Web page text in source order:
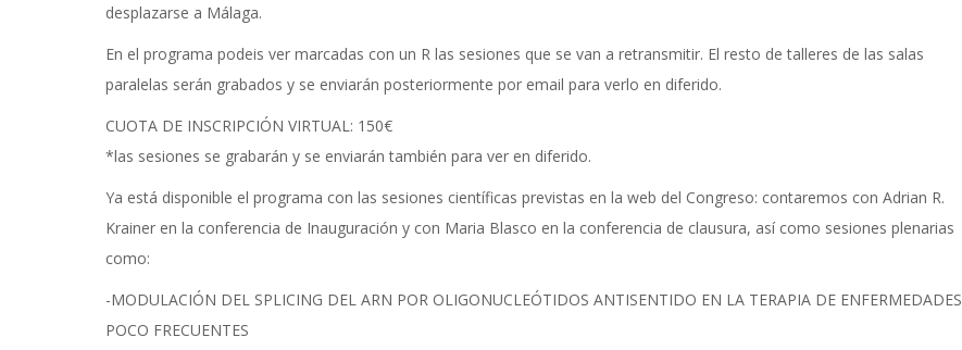
desplazarse a Málaga.
En el programa podeis ver marcadas con un R las sesiones que se van a retransmitir. El resto de talleres de las salas
paralelas serán grabados y se enviarán posteriormente por email para verlo en diferido.
CUOTA DE INSCRIPCIÓN VIRTUAL: 150€
*las sesiones se grabarán y se enviarán también para ver en diferido.
Ya está disponible el programa con las sesiones científicas previstas en la web del Congreso: contaremos con Adrian R.
Krainer en la conferencia de Inauguración y con Maria Blasco en la conferencia de clausura, así como sesiones plenarias
como:
-MODULACIÓN DEL SPLICING DEL ARN POR OLIGONUCLEÓTIDOS ANTISENTIDO EN LA TERAPIA DE ENFERMEDADES
POCO FRECUENTES